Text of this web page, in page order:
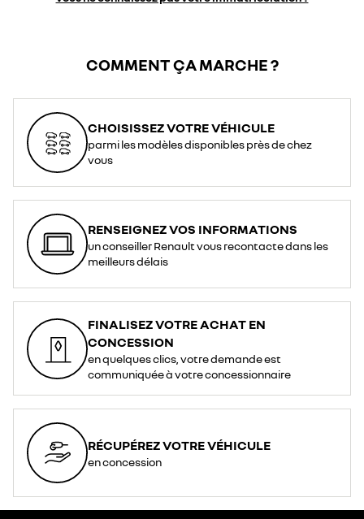
COMMENT ÇA MARCHE ?
CHOISISSEZ VOTRE VÉHICULE
parmi les modèles disponibles près de chez
vous
RENSEIGNEZ VOS INFORMATIONS
un conseiller Renault vous recontacte dans les
meilleurs délais
FINALISEZ VOTRE ACHAT EN
CONCESSION
en quelques clics, votre demande est
communiquée à votre concessionnaire
RÉCUPÉREZ VOTRE VÉHICULE
en concession